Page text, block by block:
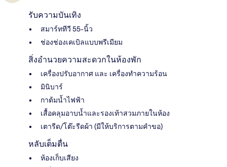
รับความบันเทิง
สมาร์ททีวี 55-นิ้ว
ช่องช่องเคเบิลแบบพรีเมียม
สิ่งอำนวยความสะดวกในห้องพัก
เครื่องปรับอากาศ และ เครื่องทำความร้อน
มินิบาร์
กาต้มน้ำไฟฟ้า
เสื้อคลุมอาบน้ำและรองเท้าสวมภายในห้อง
เตารีด/โต๊ะรีดผ้า (มีให้บริการตามคำขอ)
หลับเต็มตื่น
ห้องเก็บเสียง